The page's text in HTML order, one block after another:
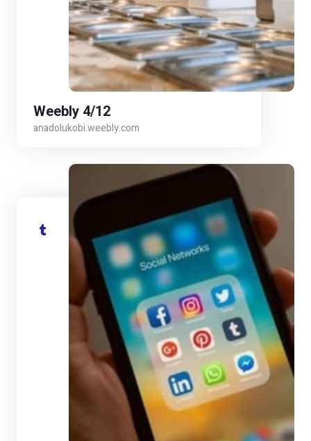
Weebly 4/12
anadolukobi.weebly.com